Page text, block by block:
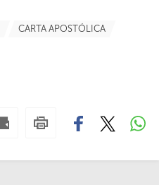
CARTA APOSTÓLICA